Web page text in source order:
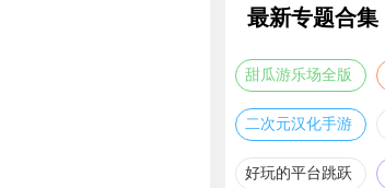
最新专题合集
甜瓜游乐场全版
本合集
二次元汉化手游
推荐
好玩的平台跳跃